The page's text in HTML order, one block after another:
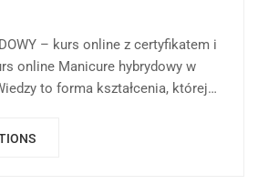
– kurs online z certyfikatem i
online Manicure hybrydowy w
to forma kształcenia, której